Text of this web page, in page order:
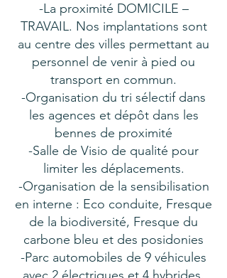
-La proximité DOMICILE –
TRAVAIL. Nos implantations sont
au centre des villes permettant au
personnel de venir à pied ou
transport en commun.
-Organisation du tri sélectif dans
les agences et dépôt dans les
bennes de proximité
-Salle de Visio de qualité pour
limiter les déplacements.
-Organisation de la sensibilisation
en interne : Eco conduite, Fresque
de la biodiversité, Fresque du
carbone bleu et des posidonies
-Parc automobiles de 9 véhicules